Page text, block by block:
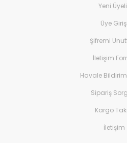
Yeni
Üye Girişi
Şifremi
İletişim
Havale
Sipariş
Kargo
İletişim